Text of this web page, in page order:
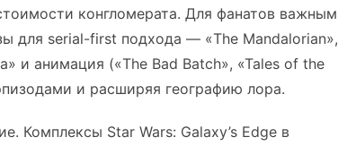
конгломерата. Для фанатов важным
для serial-first подхода — «The Mandalorian»,
и анимация («The Bad Batch», «Tales of the
и расширяя географию лора.
Комплексы Star Wars: Galaxy’s Edge в